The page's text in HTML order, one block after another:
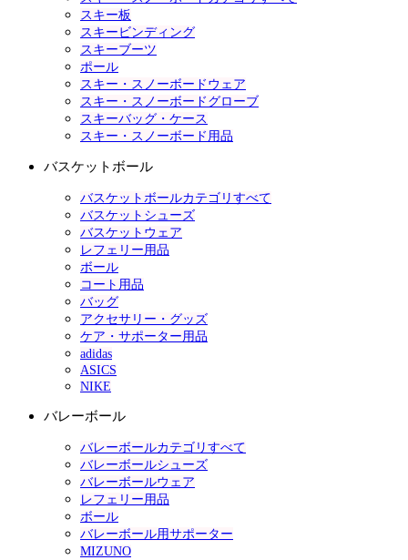
スキー板
スキービンディング
スキーブーツ
ポール
スキー・スノーボードウェア
スキー・スノーボードグローブ
スキーバッグ・ケース
スキー・スノーボード用品
バスケットボール
バスケットボールカテゴリすべて
バスケットシューズ
バスケットウェア
レフェリー用品
ボール
コート用品
バッグ
アクセサリー・グッズ
ケア・サポーター用品
adidas
ASICS
NIKE
バレーボール
バレーボールカテゴリすべて
バレーボールシューズ
バレーボールウェア
レフェリー用品
ボール
バレーボール用サポーター
MIZUNO